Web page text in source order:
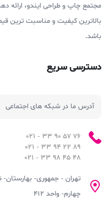
مجتمع چاپ و طراحی ایندو، ارائه
بالاترین کیفیت و مناسبت ترین
باشد.
دسترسی سریع
آدرس ما در شبکه های اجتماعی
76 57 90 33 - 021
89 22 94 33 - 021
48 45 98 33 - 021
تهران - جمهوری- بهارستان-
چهارم- واحد ۴۱۲